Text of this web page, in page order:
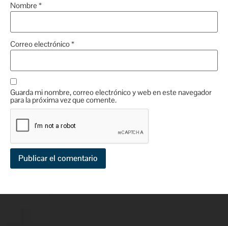
Nombre *
Correo electrónico*
Guarda mi nombre, correo electrónico y web en este navegador
para la próxima vez que comente.